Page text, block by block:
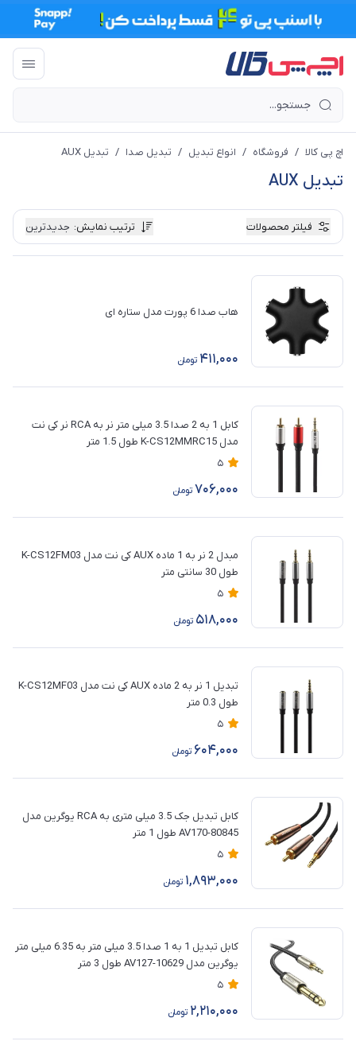
اچ پی کالا / فروشگاه / انواع تبدیل / تبدیل صدا / تبدیل AUX
تبدیل AUX
فیلتر محصولات ترتیب نمایش: جدیدترین
هاب صدا 6 پورت مدل ستاره ای
411,000 تومان
کابل 1 به 2 صدا 3.5 میلی متر نر به RCA نر کی نت
مدل K-CS12MMRC15 طول 1.5 متر
5
706,000 تومان
مبدل 2 نر به 1 ماده AUX کی نت مدل K-CS12FM03
طول 30 سانتی متر
5
518,000 تومان
تبدیل 1 نر به 2 ماده AUX کی نت مدل K-CS12MF03
طول 0.3 متر
5
604,000 تومان
کابل تبدیل جک 3.5 میلی متری به RCA یوگرین مدل
AV170-80845 طول 1 متر
5
1,893,000 تومان
کابل تبدیل 1 به 1 صدا 3.5 میلی متر به 6.35 میلی متر
یوگرین مدل AV127-10629 طول 3 متر
5
2,210,000 تومان